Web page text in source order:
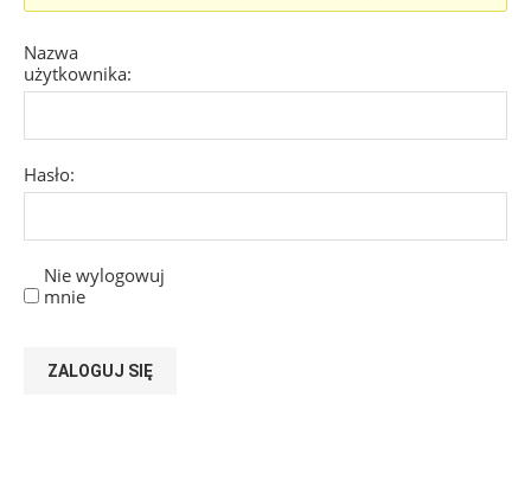
Nazwa
użytkownika:
Hasło:
Nie wylogowuj
mnie
ZALOGUJ SIĘ